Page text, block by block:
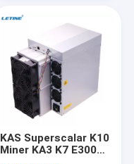
KAS Superscalar K10
Miner KA3 K7 E300